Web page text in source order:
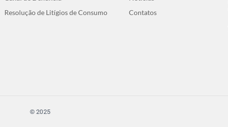
Resolução de Litígios de Consumo
Contatos
© 2025